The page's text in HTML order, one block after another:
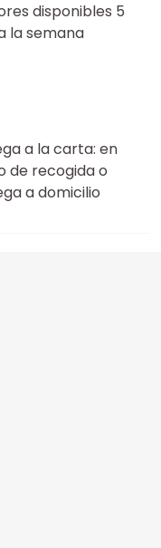
disponibles 5
la semana
a la carta: en
de recogida o
a domicilio